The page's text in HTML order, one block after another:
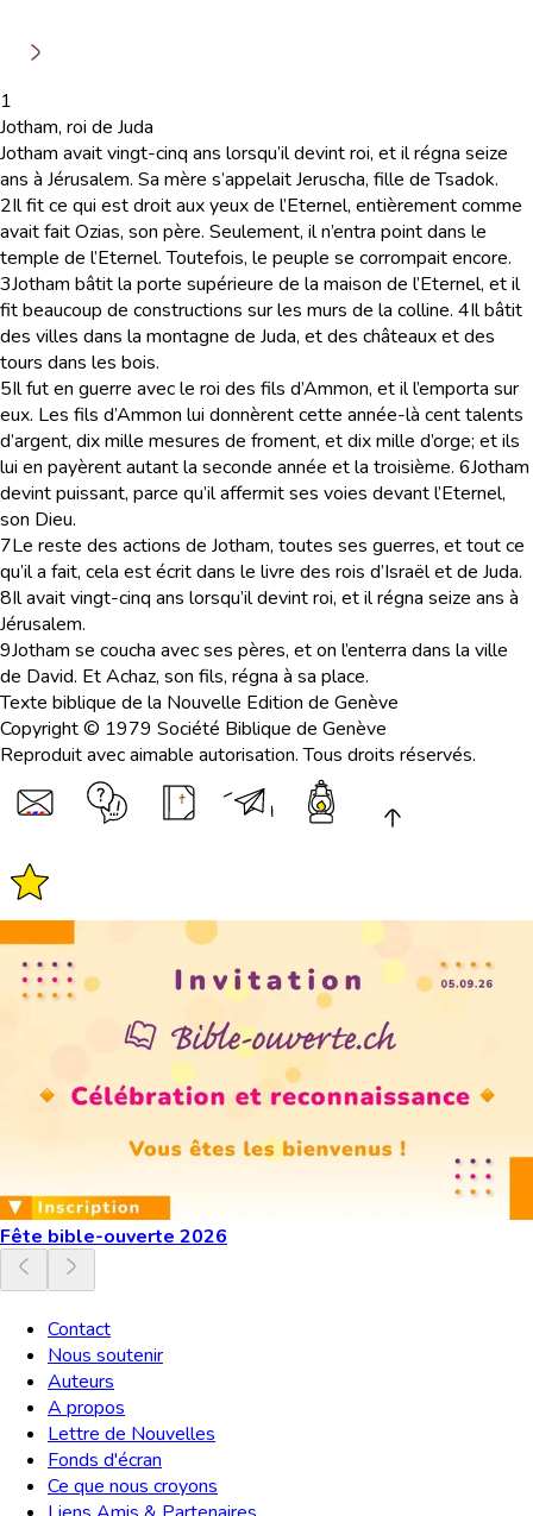
1
Jotham, roi de Juda
Jotham avait vingt-cinq ans lorsqu’il devint roi, et il régna seize
ans à Jérusalem. Sa mère s’appelait Jeruscha, fille de Tsadok.
2Il fit ce qui est droit aux yeux de l’Eternel, entièrement comme
avait fait Ozias, son père. Seulement, il n’entra point dans le
temple de l’Eternel. Toutefois, le peuple se corrompait encore.
3Jotham bâtit la porte supérieure de la maison de l’Eternel, et il
fit beaucoup de constructions sur les murs de la colline. 4Il bâtit
des villes dans la montagne de Juda, et des châteaux et des
tours dans les bois.
5Il fut en guerre avec le roi des fils d’Ammon, et il l’emporta sur
eux. Les fils d’Ammon lui donnèrent cette année-là cent talents
d’argent, dix mille mesures de froment, et dix mille d’orge; et ils
lui en payèrent autant la seconde année et la troisième. 6Jotham
devint puissant, parce qu’il affermit ses voies devant l’Eternel,
son Dieu.
7Le reste des actions de Jotham, toutes ses guerres, et tout ce
qu’il a fait, cela est écrit dans le livre des rois d’Israël et de Juda.
8Il avait vingt-cinq ans lorsqu’il devint roi, et il régna seize ans à
Jérusalem.
9Jotham se coucha avec ses pères, et on l’enterra dans la ville
de David. Et Achaz, son fils, régna à sa place.
Texte biblique de la Nouvelle Edition de Genève
Copyright © 1979 Société Biblique de Genève
Reproduit avec aimable autorisation. Tous droits réservés.
Fête bible-ouverte 2026
Contact
Nous soutenir
Auteurs
A propos
Lettre de Nouvelles
Fonds d'écran
Ce que nous croyons